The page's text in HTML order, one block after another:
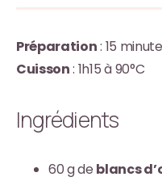
Préparation: 15
Cuisson: 1h15 à 90°C
Ingrédients
60 g de blancs